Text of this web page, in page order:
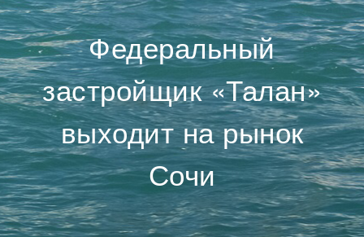
Федеральный
застройщик «Талан»
выходит на рынок
Сочи